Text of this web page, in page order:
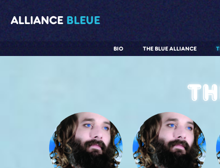
ALLIANCE BLEUE
THE BLUE ALLIANCE
BIO